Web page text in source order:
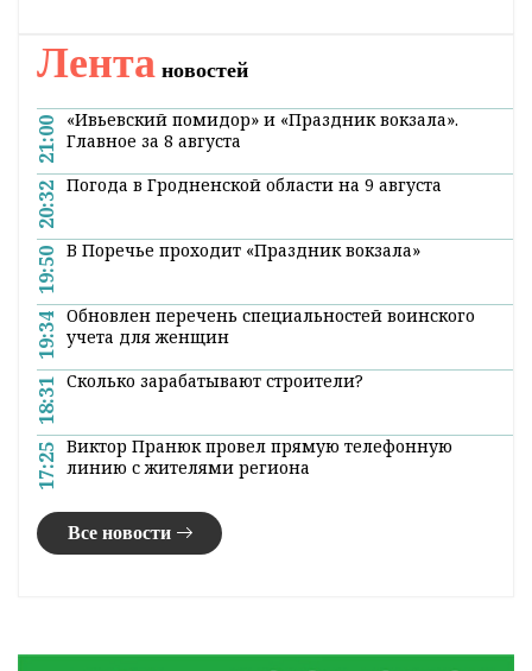
Главная Новости Природа и экология
Слабый туман и гололедица
20:30 25 января 2023
Слабый туман и гололедица ожидаются в
Беларуси 26 января, сообщили
Республиканском центре по